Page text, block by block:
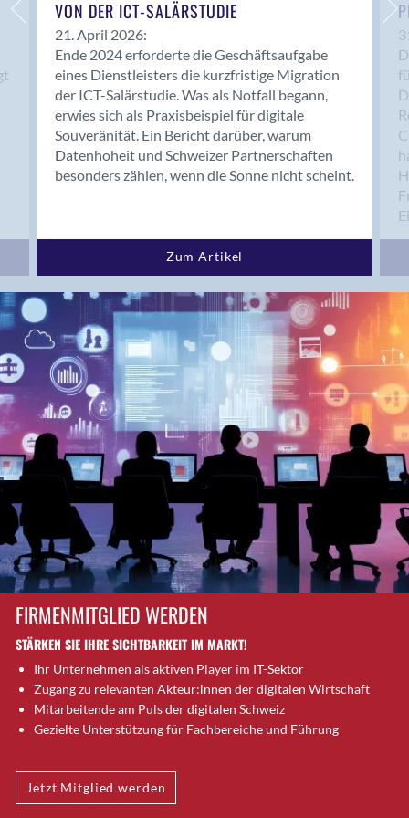
Bern 15
Bern 22
Bern 65
Bern 9
Bern-Zollikofen
Biel/Bienne
Binningen
Bolligen
Bremgarten bei Bern
Brig
Brig-Glis
Bronschhofen
Brugg
Brugg AG
Brütten
Bubendorf
Bubikon
Burgdorf
Bäretswil
Bülach
Cazis
Cham
Chur
Crissier
Davos Platz
Dietikon
Dietlikon
VON DER ICT-SALÄRSTUDIE
21. April 2026:
Ende 2024 erforderte die Geschäftsaufgabe
eines Dienstleisters die kurzfristige Migration
der ICT-Salärstudie. Was als Notfall begann,
erwies sich als Praxisbeispiel für digitale
Souveränität. Ein Bericht darüber, warum
Datenhoheit und Schweizer Partnerschaften
besonders zählen, wenn die Sonne nicht scheint.
Zum Artikel
FIRMENMITGLIED WERDEN
STÄRKEN SIE IHRE SICHTBARKEIT IM MARKT!
Ihr Unternehmen als aktiven Player im IT-Sektor
Zugang zu relevanten Akteur:innen der digitalen Wirtschaft
Mitarbeitende am Puls der digitalen Schweiz
Gezielte Unterstützung für Fachbereiche und Führung
Jetzt Mitglied werden